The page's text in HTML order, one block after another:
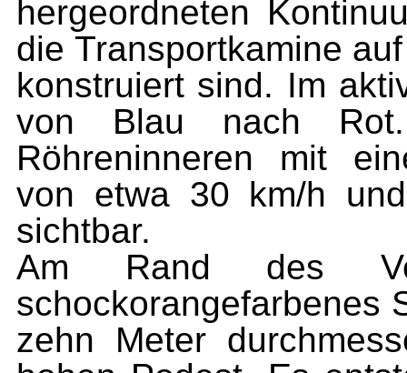
hergeordneten
die Transportkamine
konstruiert sind. Im
von Blau nach
Röhreninneren mit
von etwa 30 km/h
sichtbar.
Am Rand des
schockorangefarbenes
zehn Meter